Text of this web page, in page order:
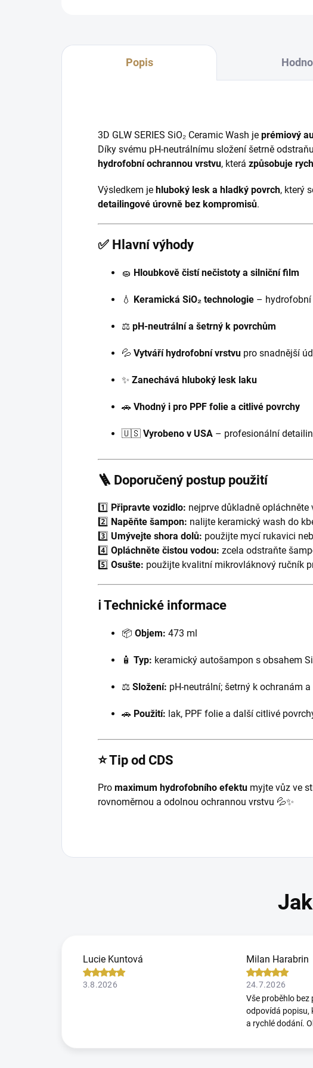
Popis
3D GLW SERIES SiO₂ Ceramic Wash je prémiový
Díky svému pH-neutrálnímu složení šetrně
hydrofobní ochrannou vrstvu, která způsobuje
Výsledkem je hluboký lesk a hladký povrch, který
detailingové úrovně bez kompromisů.
✅ Hlavní výhody
🧽 Hloubkově čistí nečistoty a silniční film
💧 Keramická SiO₂ technologie – hydrofobní
⚖️ pH-neutrální a šetrný k povrchům
💦 Vytváří hydrofobní vrstvu pro snadnější
✨ Zanechává hluboký lesk laku
🚗 Vhodný i pro PPF folie a citlivé povrchy
🇺🇸 Vyrobeno v USA – profesionální
🪜 Doporučený postup použití
1️⃣ Připravte vozidlo: nejprve důkladně
2️⃣ Napěňte šampon: nalijte keramický wash do
3️⃣ Umývejte shora dolů: použijte mycí rukavici
4️⃣ Opláchněte čistou vodou: zcela odstraňte
5️⃣ Osušte: použijte kvalitní mikrovláknový ručník
ℹ️ Technické informace
📦 Objem: 473 ml
🧴 Typ: keramický autošampon s obsahem
⚖️ Složení: pH-neutrální; šetrný k ochranám
🚗 Použití: lak, PPF folie a další citlivé
⭐ Tip od CDS
Pro maximum hydrofobního efektu myjte vůz ve
rovnoměrnou a odolnou ochrannou vrstvu 💦✨
Lucie Kuntová
3.8.2026
Milan Harabrin
24.7.2026
Vše proběhlo bez
odpovídá popisu,
a rychlé dodání.